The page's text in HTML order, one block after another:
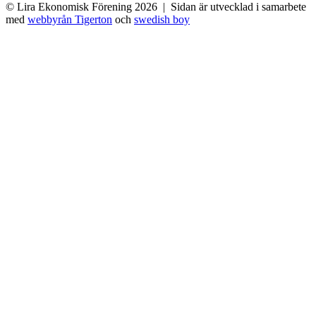
© Lira Ekonomisk Förening 2026 | Sidan är utvecklad i samarbete
med webbyrån Tigerton och swedish boy